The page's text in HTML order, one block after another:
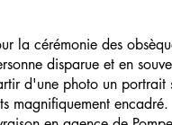
la cérémonie des
disparue et en
d'une photo un portrait
magnifiquement encadré.